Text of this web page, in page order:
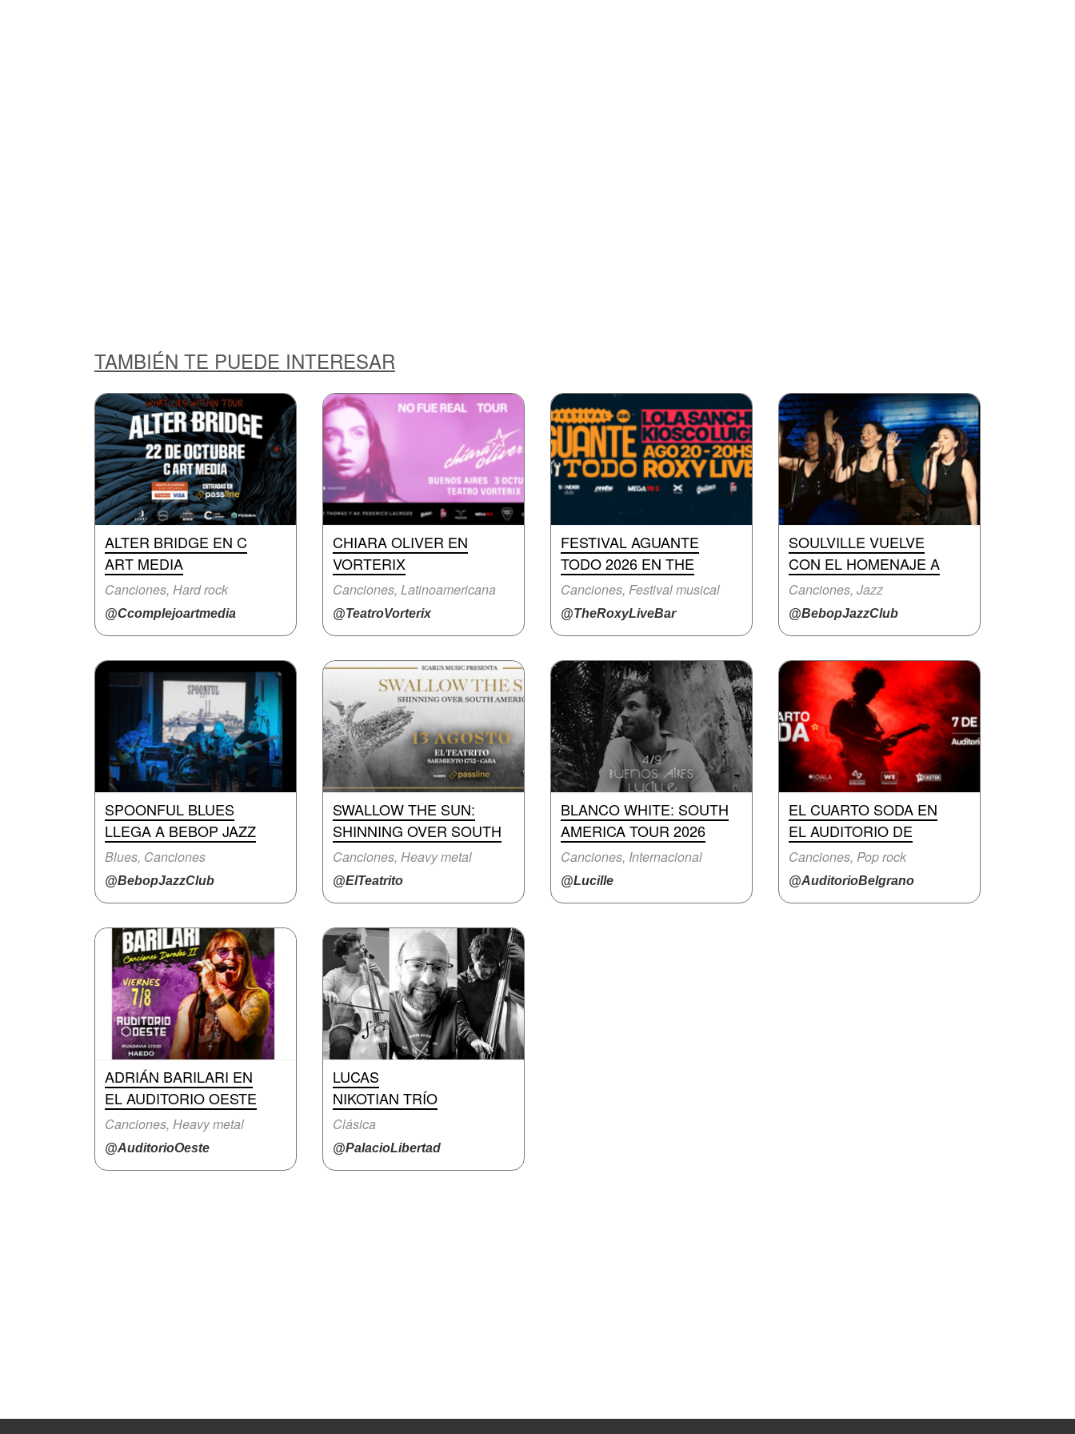
TAMBIÉN TE PUEDE INTERESAR
ALTER BRIDGE EN C
ART MEDIA
Canciones, Hard rock
@Ccomplejoartmedia
CHIARA OLIVER EN
VORTERIX
Canciones, Latinoamericana
@TeatroVorterix
FESTIVAL AGUANTE
TODO 2026 EN THE
Canciones, Festival musical
@TheRoxyLiveBar
SOULVILLE VUELVE
CON EL HOMENAJE A
Canciones, Jazz
@BebopJazzClub
SPOONFUL BLUES
LLEGA A BEBOP JAZZ
Blues, Canciones
@BebopJazzClub
SWALLOW THE SUN:
SHINNING OVER SOUTH
Canciones, Heavy metal
@ElTeatrito
BLANCO WHITE: SOUTH
AMERICA TOUR 2026
Canciones, Internacional
@Lucille
EL CUARTO SODA EN
EL AUDITORIO DE
Canciones, Pop rock
@AuditorioBelgrano
ADRIÁN BARILARI EN
EL AUDITORIO OESTE
Canciones, Heavy metal
@AuditorioOeste
LUCAS
NIKOTIAN TRÍO
Clásica
@PalacioLibertad